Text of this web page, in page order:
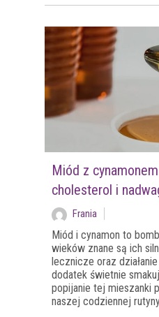
Miód z
cholesterol i
Frania
Miód i cynamon to
wieków znane są ich
lecznicze oraz
dodatek świetnie
popijanie tej mieszanki
naszej codziennej